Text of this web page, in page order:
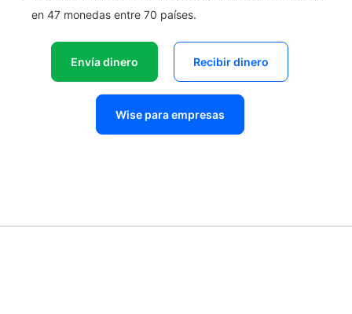
en 47 monedas entre 70 países.
Envía dinero Recibir dinero
Wise para empresas